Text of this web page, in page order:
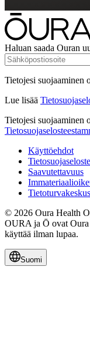
Haluan saada Ouran
Tietojesi suojaaminen
Lue lisää
Tietojesi suojaaminen
Käyttöehdot
Tietosuojaseloste
Saavutettavuus
Tietoturvakeskus
© 2026 Oura Health
OURA ja Ō ovat Oura
käyttää ilman lupaa.
Suomi